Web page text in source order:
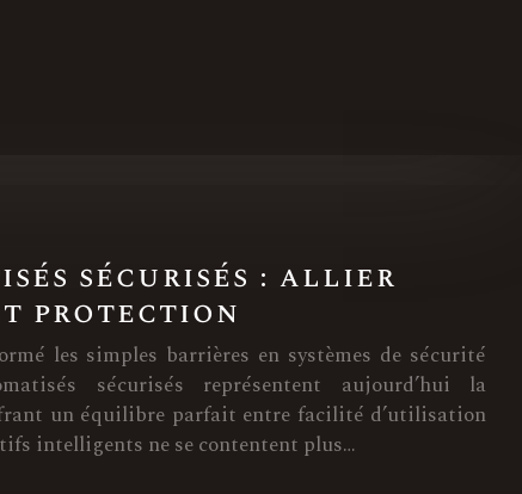
sécurisés : allier
protection
les simples barrières en systèmes de sécurité
sécurisés représentent aujourd’hui la
un équilibre parfait entre facilité d’utilisation
intelligents ne se contentent plus…